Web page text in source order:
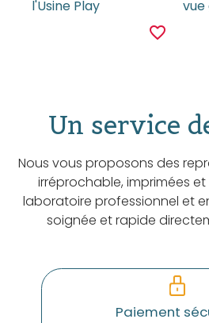
l'Usine Play
favorite_border
Un service
Nous vous proposons des
irréprochable, imprimées
laboratoire professionnel et
soignée et rapide
Paiement